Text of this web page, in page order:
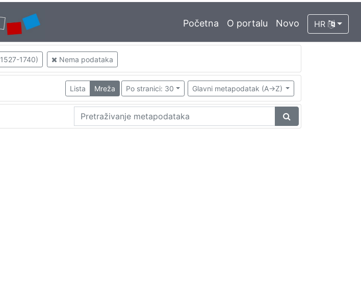
Početna O portalu Novo HR
1740) Nema podataka
Lista Mreža Po stranici: 30 Glavni metapodatak (A->Z)